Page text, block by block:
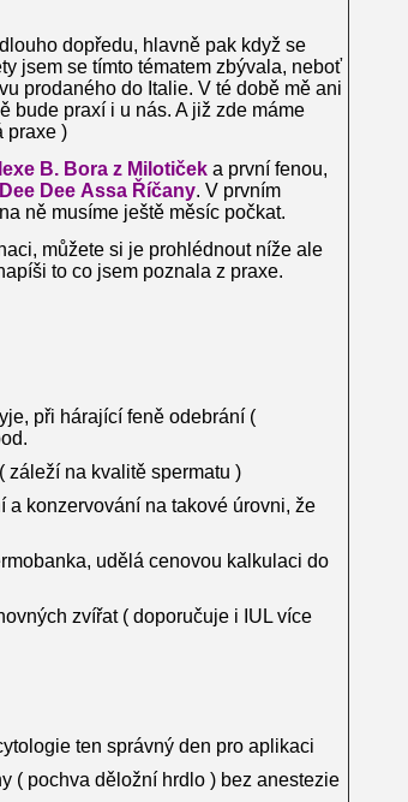
dopředu, hlavně pak když se
jsem se tímto tématem zbývala, neboť
prodaného do Italie. V té době mě ani
bude praxí i u nás. A již zde máme
praxe )
B. Bora z Milotičeka první fenou,
Dee Assa Říčany. V prvním
ně musíme ještě měsíc počkat.
můžete si je prohlédnout níže ale
to co jsem poznala z praxe.
při hárající feně odebrání (
záleží na kvalitě spermatu )
a konzervování na takové úrovni, že
udělá cenovou kalkulaci do
zvířat ( doporučuje i IUL více
ten správný den pro aplikaci
( pochva děložní hrdlo ) bez anestezie